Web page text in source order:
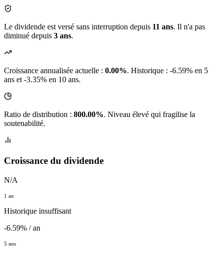
Le dividende est versé sans interruption depuis 11 ans. Il n'a pas
diminué depuis 3 ans.
Croissance annualisée actuelle : 0.00%. Historique : -6.59% en 5
ans et -3.35% en 10 ans.
Ratio de distribution : 800.00%. Niveau élevé qui fragilise la
soutenabilité.
Croissance du dividende
N/A
1 an
Historique insuffisant
-6.59% / an
5 ans